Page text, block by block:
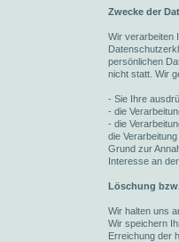
Zwecke der
Wir verarbeiten
persönlichen
nicht statt. Wir
- Sie Ihre
- die
- die
die
Grund zur
Interesse an
Löschung
Wir halten uns
Wir speichern
Erreichung der